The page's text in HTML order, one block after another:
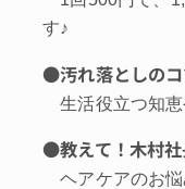
す♪
●汚れ落としのコ
生活役立つ知恵
●教えて！木村社
ヘアケアのお悩